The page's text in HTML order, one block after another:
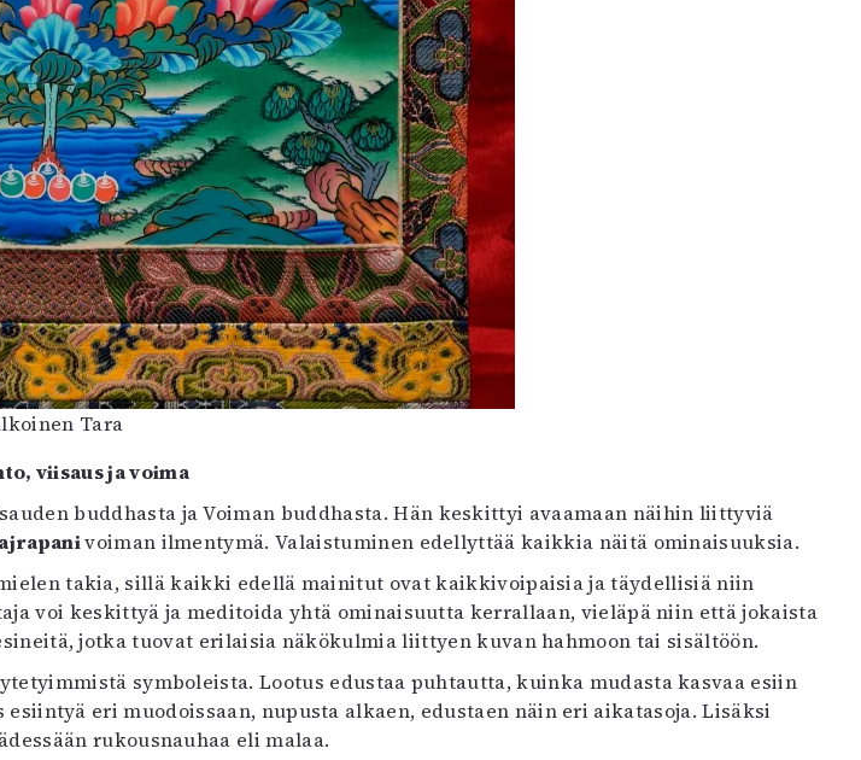
Tara
viisaus ja voima
buddhasta ja Voiman buddhasta. Hän keskittyi avaamaan näihin liittyviä
voiman ilmentymä. Valaistuminen edellyttää kaikkia näitä ominaisuuksia.
takia, sillä kaikki edellä mainitut ovat kaikkivoipaisia ja täydellisiä niin
voi keskittyä ja meditoida yhtä ominaisuutta kerrallaan, vieläpä niin että jokaista
jotka tuovat erilaisia näkökulmia liittyen kuvan hahmoon tai sisältöön.
symboleista. Lootus edustaa puhtautta, kuinka mudasta kasvaa esiin
eri muodoissaan, nupusta alkaen, edustaen näin eri aikatasoja. Lisäksi
rukousnauhaa eli malaa.